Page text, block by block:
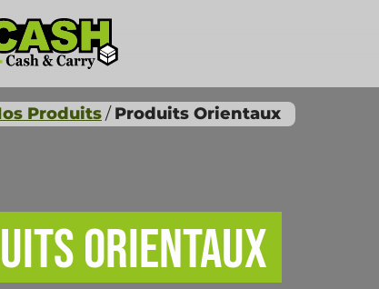
Produits Produits Orientaux
Orientaux